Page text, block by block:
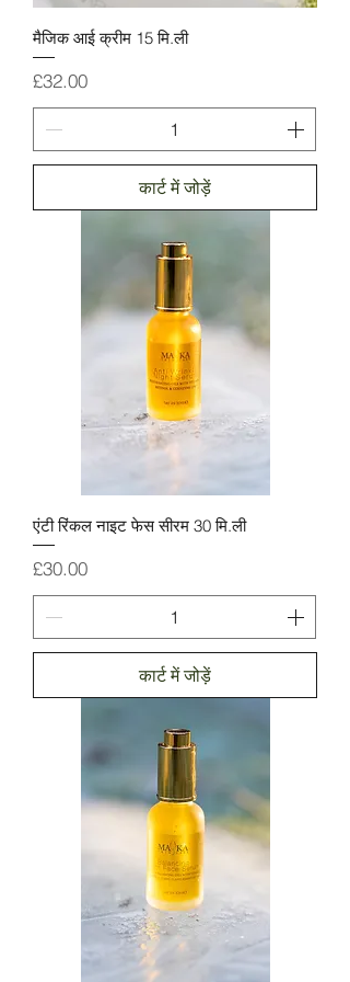
मैजिक आई क्रीम 15 मि.ली
मूल्य
£32.00
कार्ट में जोड़ें
एंटी रिंकल नाइट फेस सीरम 30 मि.ली
मूल्य
£30.00
कार्ट में जोड़ें